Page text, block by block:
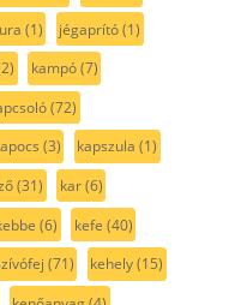
(1) jégaprító(1)
kampó(7)
(72)
(3) kapszula (1)
(31) kar(6)
(6) kefe (40)
(71) kehely(15)